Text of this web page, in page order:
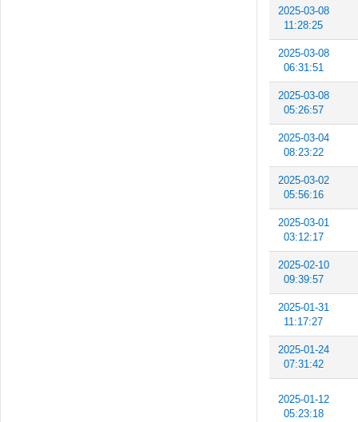
2025-03-08
11:28:25
2025-03-08
06:31:51
2025-03-08
05:26:57
2025-03-04
08:23:22
2025-03-02
05:56:16
2025-03-01
03:12:17
2025-02-10
09:39:57
2025-01-31
11:17:27
2025-01-24
07:31:42
2025-01-12
05:23:18